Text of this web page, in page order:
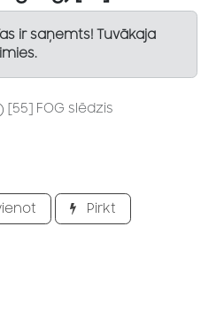
ir saņemts! Tuvākaja
FOG slēdzis
Pirkt